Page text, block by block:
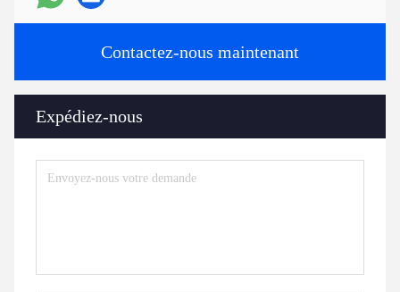
Contactez-nous maintenant
Expédiez-nous